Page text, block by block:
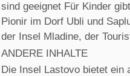
sind geeignet Für Kinder
Pionir im Dorf Ubli und
der Insel Mladine, der
ANDERE INHALTE
Die Insel Lastovo bietet ein